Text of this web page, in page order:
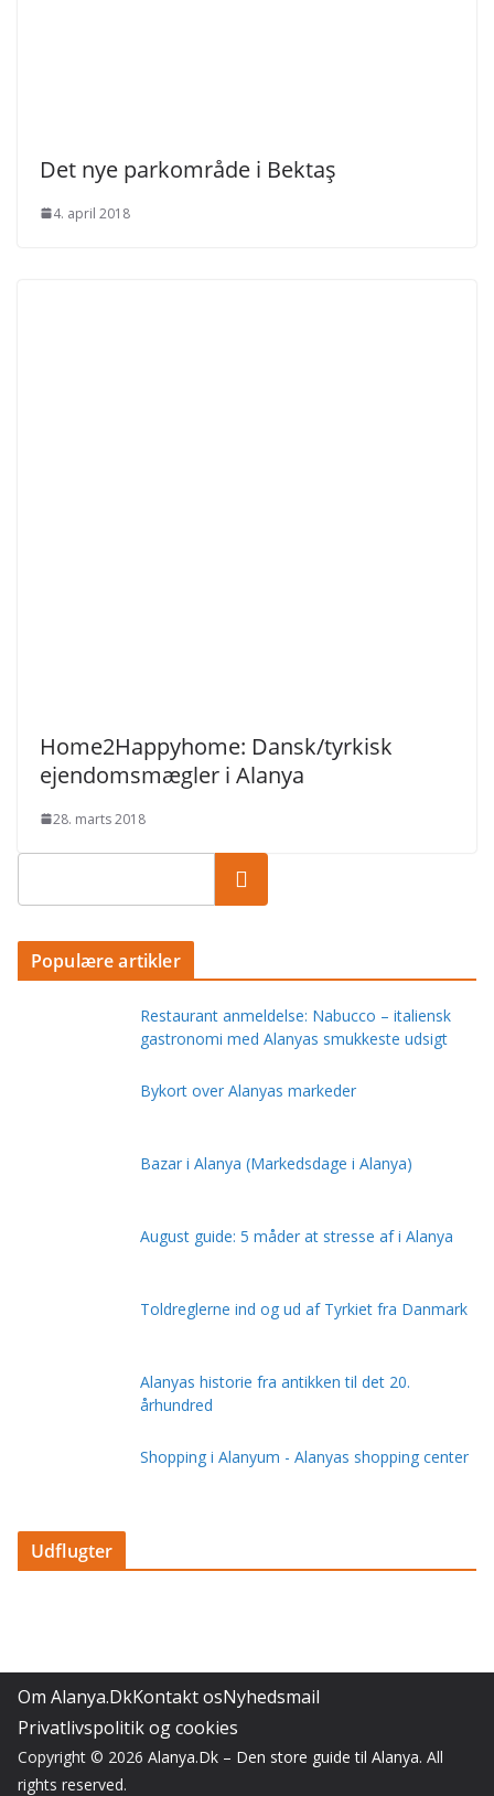
Det nye parkområde i Bektaş
4. april 2018
Home2Happyhome: Dansk/tyrkisk
ejendomsmægler i Alanya
28. marts 2018
Populære artikler
Restaurant anmeldelse: Nabucco – italiensk
gastronomi med Alanyas smukkeste udsigt
Bykort over Alanyas markeder
Bazar i Alanya (Markedsdage i Alanya)
August guide: 5 måder at stresse af i Alanya
Toldreglerne ind og ud af Tyrkiet fra Danmark
Alanyas historie fra antikken til det 20.
århundred
Shopping i Alanyum - Alanyas shopping center
Udflugter
Om Alanya.DkKontakt osNyhedsmail
Privatlivspolitik og cookies
Copyright © 2026 Alanya.Dk – Den store guide til Alanya. All
rights reserved.